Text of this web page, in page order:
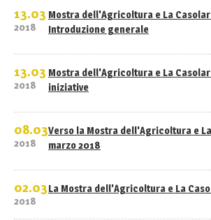
13.03
2018
Mostra dell'Agricoltura e La
Introduzione generale
13.03
2018
Mostra dell'Agricoltura e La
iniziative
08.03
2018
Verso la Mostra dell'Agricoltura e
marzo 2018
02.03
2018
La Mostra dell'Agricoltura e La